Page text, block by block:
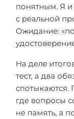
понятным. Я и
с реальной
Ожидание:
На деле
тест, а два
спотыкаются.
где вопросы
не память, а